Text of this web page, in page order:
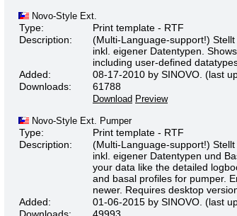
Novo-Style Ext.
Type:
Print template - RTF
Description:
(Multi-Language-support!)
inkl. eigener Datentypen.
including user-defined
Added:
08-17-2010 by SINOVO. (last
Downloads:
61788
Download Preview
Novo-Style Ext. Pumper
Type:
Print template - RTF
Description:
(Multi-Language-support!)
inkl. eigener Datentypen und
your data like the detailed
and basal profiles for pumper.
newer. Requires desktop
Added:
01-06-2015 by SINOVO. (last
Downloads:
49993